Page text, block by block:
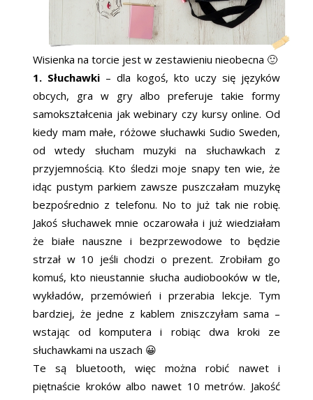
Wisienka na torcie jest w zestawieniu nieobecna 🙂
1. Słuchawki – dla kogoś, kto uczy się języków
obcych, gra w gry albo preferuje takie formy
samokształcenia jak webinary czy kursy online. Od
kiedy mam małe, różowe słuchawki Sudio Sweden,
od wtedy słucham muzyki na słuchawkach z
przyjemnością. Kto śledzi moje snapy ten wie, że
idąc pustym parkiem zawsze puszczałam muzykę
bezpośrednio z telefonu. No to już tak nie robię.
Jakoś słuchawek mnie oczarowała i już wiedziałam
że białe nauszne i bezprzewodowe to będzie
strzał w 10 jeśli chodzi o prezent. Zrobiłam go
komuś, kto nieustannie słucha audiobooków w tle,
wykładów, przemówień i przerabia lekcje. Tym
bardziej, że jedne z kablem zniszczyłam sama –
wstając od komputera i robiąc dwa kroki ze
słuchawkami na uszach 😀
Te są bluetooth, więc można robić nawet i
piętnaście kroków albo nawet 10 metrów. Jakość